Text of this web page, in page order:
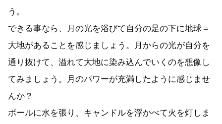
う。
できる事なら、月の光を浴びて自分の足の下に地球＝
大地があることを感じましょう。月からの光が自分を
通り抜けて、溢れて大地に染み込んでいくのを想像し
てみましょう。月のパワーが充満したように感じませ
んか？
ボールに水を張り、キャンドルを浮かべて火を灯しま